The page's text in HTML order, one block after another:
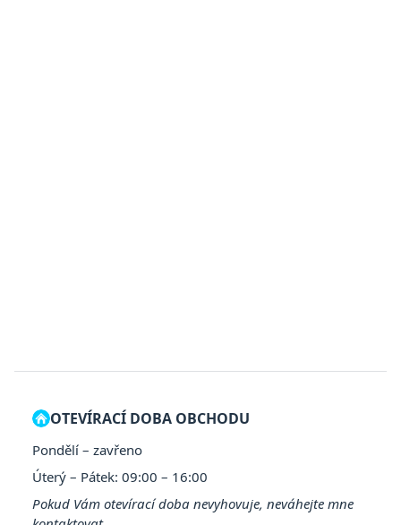
OTEVÍRACÍ DOBA OBCHODU
Pondělí – zavřeno
Úterý – Pátek: 09:00 – 16:00
Pokud Vám otevírací doba nevyhovuje, neváhejte mne